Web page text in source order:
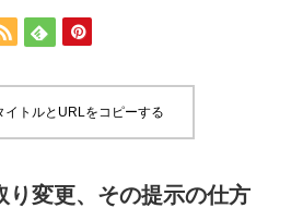
イトルとURLをコピーする
り変更、その提示の仕方